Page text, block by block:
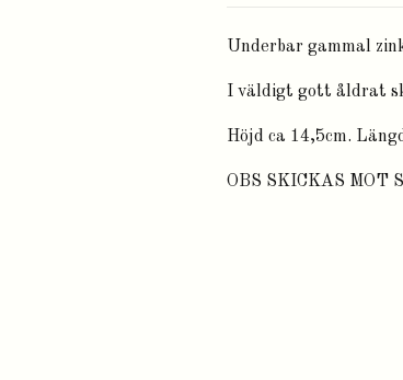
Underbar gammal
I väldigt gott åldrat
Höjd ca 14,5cm.
OBS SKICKAS MOT